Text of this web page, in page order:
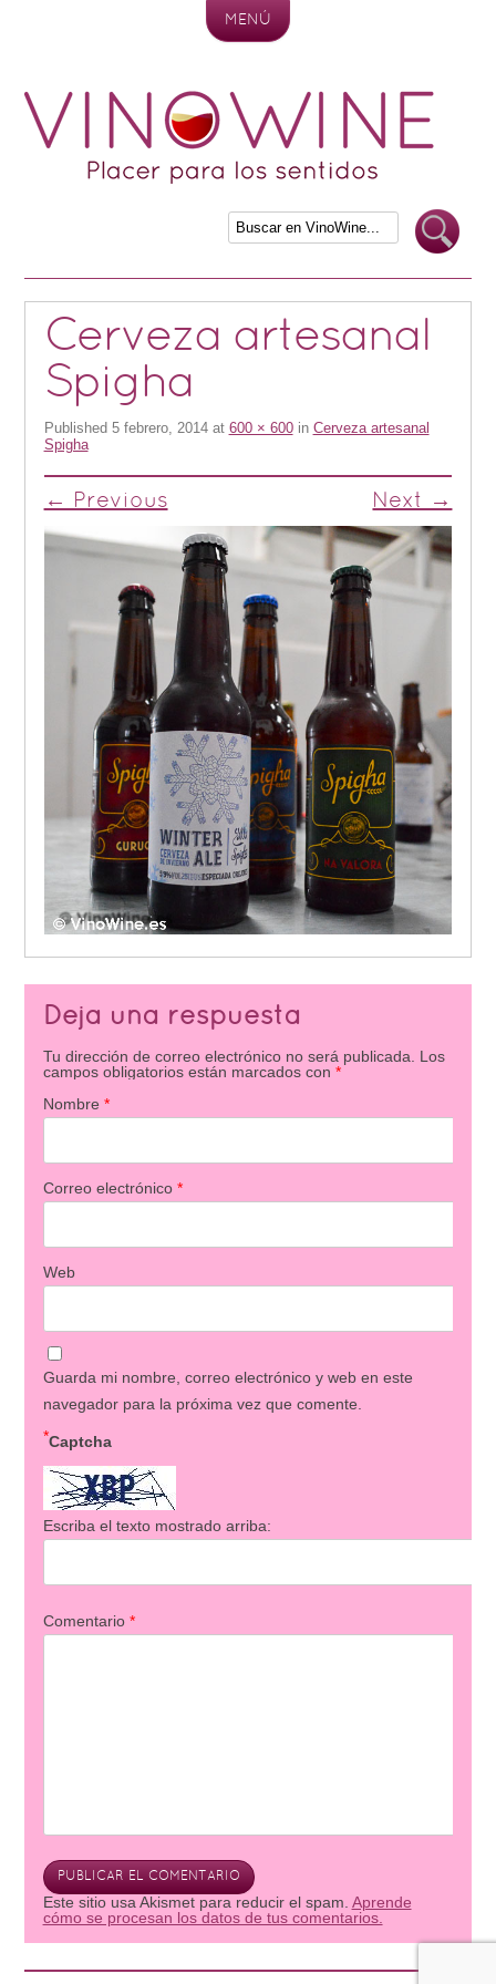
MENÚ
Cerveza artesanal
Spigha
Published 5 febrero, 2014at 600 × 600in Cerveza artesanal
Spigha
← Previous Next →
Deja una respuesta
Tu dirección de correo electrónico no será publicada. Los
campos obligatorios están marcados con *
Nombre *
Correo electrónico *
Web
Guarda mi nombre, correo electrónico y web en este
navegador para la próxima vez que comente.
Captcha
*
Escriba el texto mostrado arriba:
Comentario *
Este sitio usa Akismet para reducir el spam. Aprende
cómo se procesan los datos de tus comentarios.